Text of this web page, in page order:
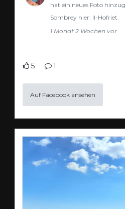
hat ein neues Foto
Sombrey hier: Il-Hofriet.
1 Monat 2 Wochen vor
5 1
Auf Facebook ansehen